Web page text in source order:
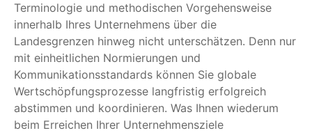
Terminologie und methodischen Vorgehensweise
innerhalb Ihres Unternehmens über die
Landesgrenzen hinweg nicht unterschätzen. Denn nur
mit einheitlichen Normierungen und
Kommunikationsstandards können Sie globale
Wertschöpfungsprozesse langfristig erfolgreich
abstimmen und koordinieren. Was Ihnen wiederum
beim Erreichen Ihrer Unternehmensziele